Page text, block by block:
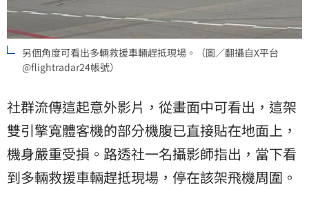
另個角度可看出多輛救援車輛趕抵現場。（圖／翻攝自X平台
@flightradar24帳號）
社群流傳這起意外影片，從畫面中可看出，這架
雙引擎寬體客機的部分機腹已直接貼在地面上，
機身嚴重受損。路透社一名攝影師指出，當下看
到多輛救援車輛趕抵現場，停在該架飛機周圍。